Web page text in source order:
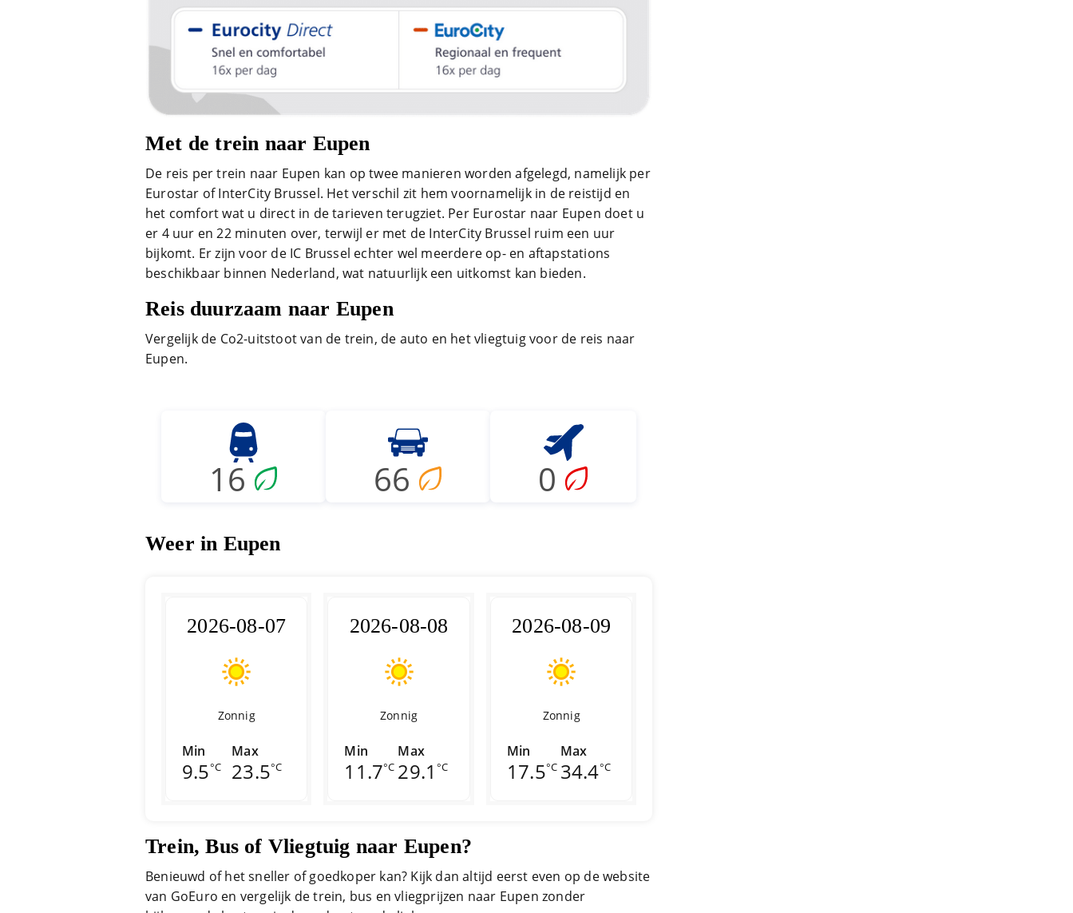
Met de trein naar Eupen
De reis per trein naar Eupen kan op twee manieren worden afgelegd, namelijk per
Eurostar of InterCity Brussel. Het verschil zit hem voornamelijk in de reistijd en
het comfort wat u direct in de tarieven terugziet. Per Eurostar naar Eupen doet u
er 4 uur en 22 minuten over, terwijl er met de InterCity Brussel ruim een uur
bijkomt. Er zijn voor de IC Brussel echter wel meerdere op- en aftapstations
beschikbaar binnen Nederland, wat natuurlijk een uitkomst kan bieden.
Reis duurzaam naar Eupen
Vergelijk de Co2-uitstoot van de trein, de auto en het vliegtuig voor de reis naar
Eupen.
16 66 0
Weer in Eupen
2026-08-07
Zonnig
Min
9.5°C
Max
23.5°C
2026-08-08
Zonnig
Min
11.7°C
Max
29.1 °C
2026-08-09
Zonnig
Min
17.5°C
Max
34.4°C
Trein, Bus of Vliegtuig naar Eupen?
Benieuwd of het sneller of goedkoper kan? Kijk dan altijd eerst even op de website
van GoEuro en vergelijk de trein, bus en vliegprijzen naar Eupen zonder